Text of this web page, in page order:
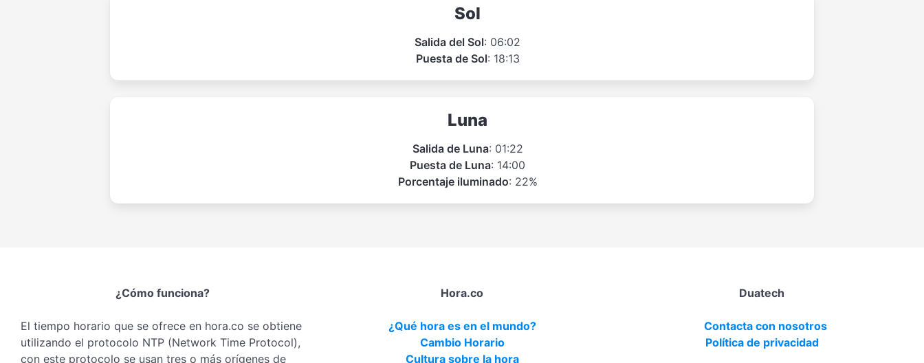
Sol
Salida del Sol: 06:02
Puesta de Sol: 18:13
Luna
Salida de Luna: 01:22
Puesta de Luna: 14:00
Porcentaje iluminado: 22%
¿Cómo funciona?
El tiempo horario que se ofrece en hora.co se obtiene
utilizando el protocolo NTP (Network Time Protocol),
con este protocolo se usan tres o más orígenes de
Hora.co
¿Qué hora es en el mundo?
Cambio Horario
Cultura sobre la hora
Duatech
Contacta con nosotros
Política de privacidad